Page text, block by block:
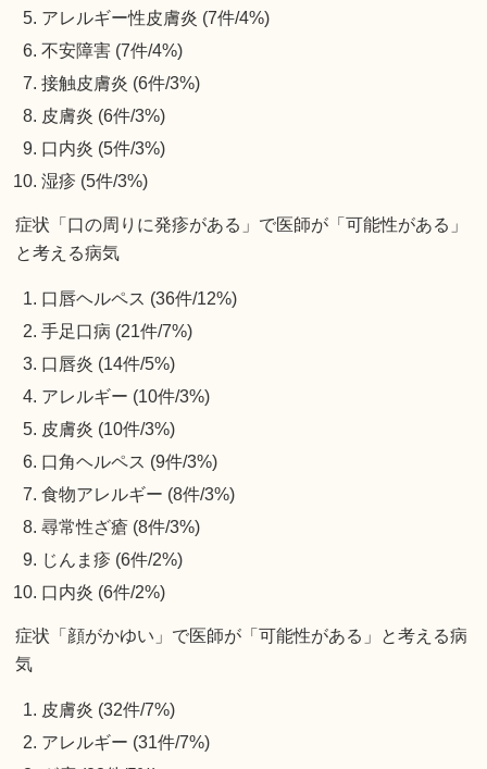
アレルギー性皮膚炎 (7件/4%)
不安障害 (7件/4%)
接触皮膚炎 (6件/3%)
皮膚炎 (6件/3%)
口内炎 (5件/3%)
湿疹 (5件/3%)
症状「口の周りに発疹がある」で医師が「可能性がある」
と考える病気
口唇ヘルペス (36件/12%)
手足口病 (21件/7%)
口唇炎 (14件/5%)
アレルギー (10件/3%)
皮膚炎 (10件/3%)
口角ヘルペス (9件/3%)
食物アレルギー (8件/3%)
尋常性ざ瘡 (8件/3%)
じんま疹 (6件/2%)
口内炎 (6件/2%)
症状「顔がかゆい」で医師が「可能性がある」と考える病
気
皮膚炎 (32件/7%)
アレルギー (31件/7%)